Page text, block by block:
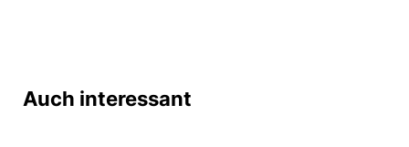
Auch interessant